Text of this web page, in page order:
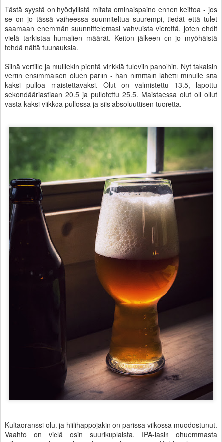
Tästä syystä on hyödyllistä mitata ominaispaino ennen keittoa - jos
se on jo tässä vaiheessa suunniteltua suurempi, tiedät että tulet
saamaan enemmän suunnittelemasi vahvuista vierettä, joten ehdit
vielä tarkistaa humalien määrät. Keiton jälkeen on jo myöhäistä
tehdä näitä tuunauksia.
Siinä vertille ja muillekin pientä vinkkiä tuleviin panoihin. Nyt takaisin
vertin ensimmäisen oluen pariin - hän nimittäin lähetti minulle sitä
kaksi pulloa maistettavaksi. Olut on valmistettu 13.5, lapottu
sekondääriastiaan 20.5 ja pullotettu 25.5. Maistaessa olut oli ollut
vasta kaksi viikkoa pullossa ja siis absoluuttisen tuoretta.
Kultaoranssi olut ja hiilihappojakin on parissa viikossa muodostunut.
Vaahto on vielä osin suurikuplaista. IPA-lasin ohuemmasta